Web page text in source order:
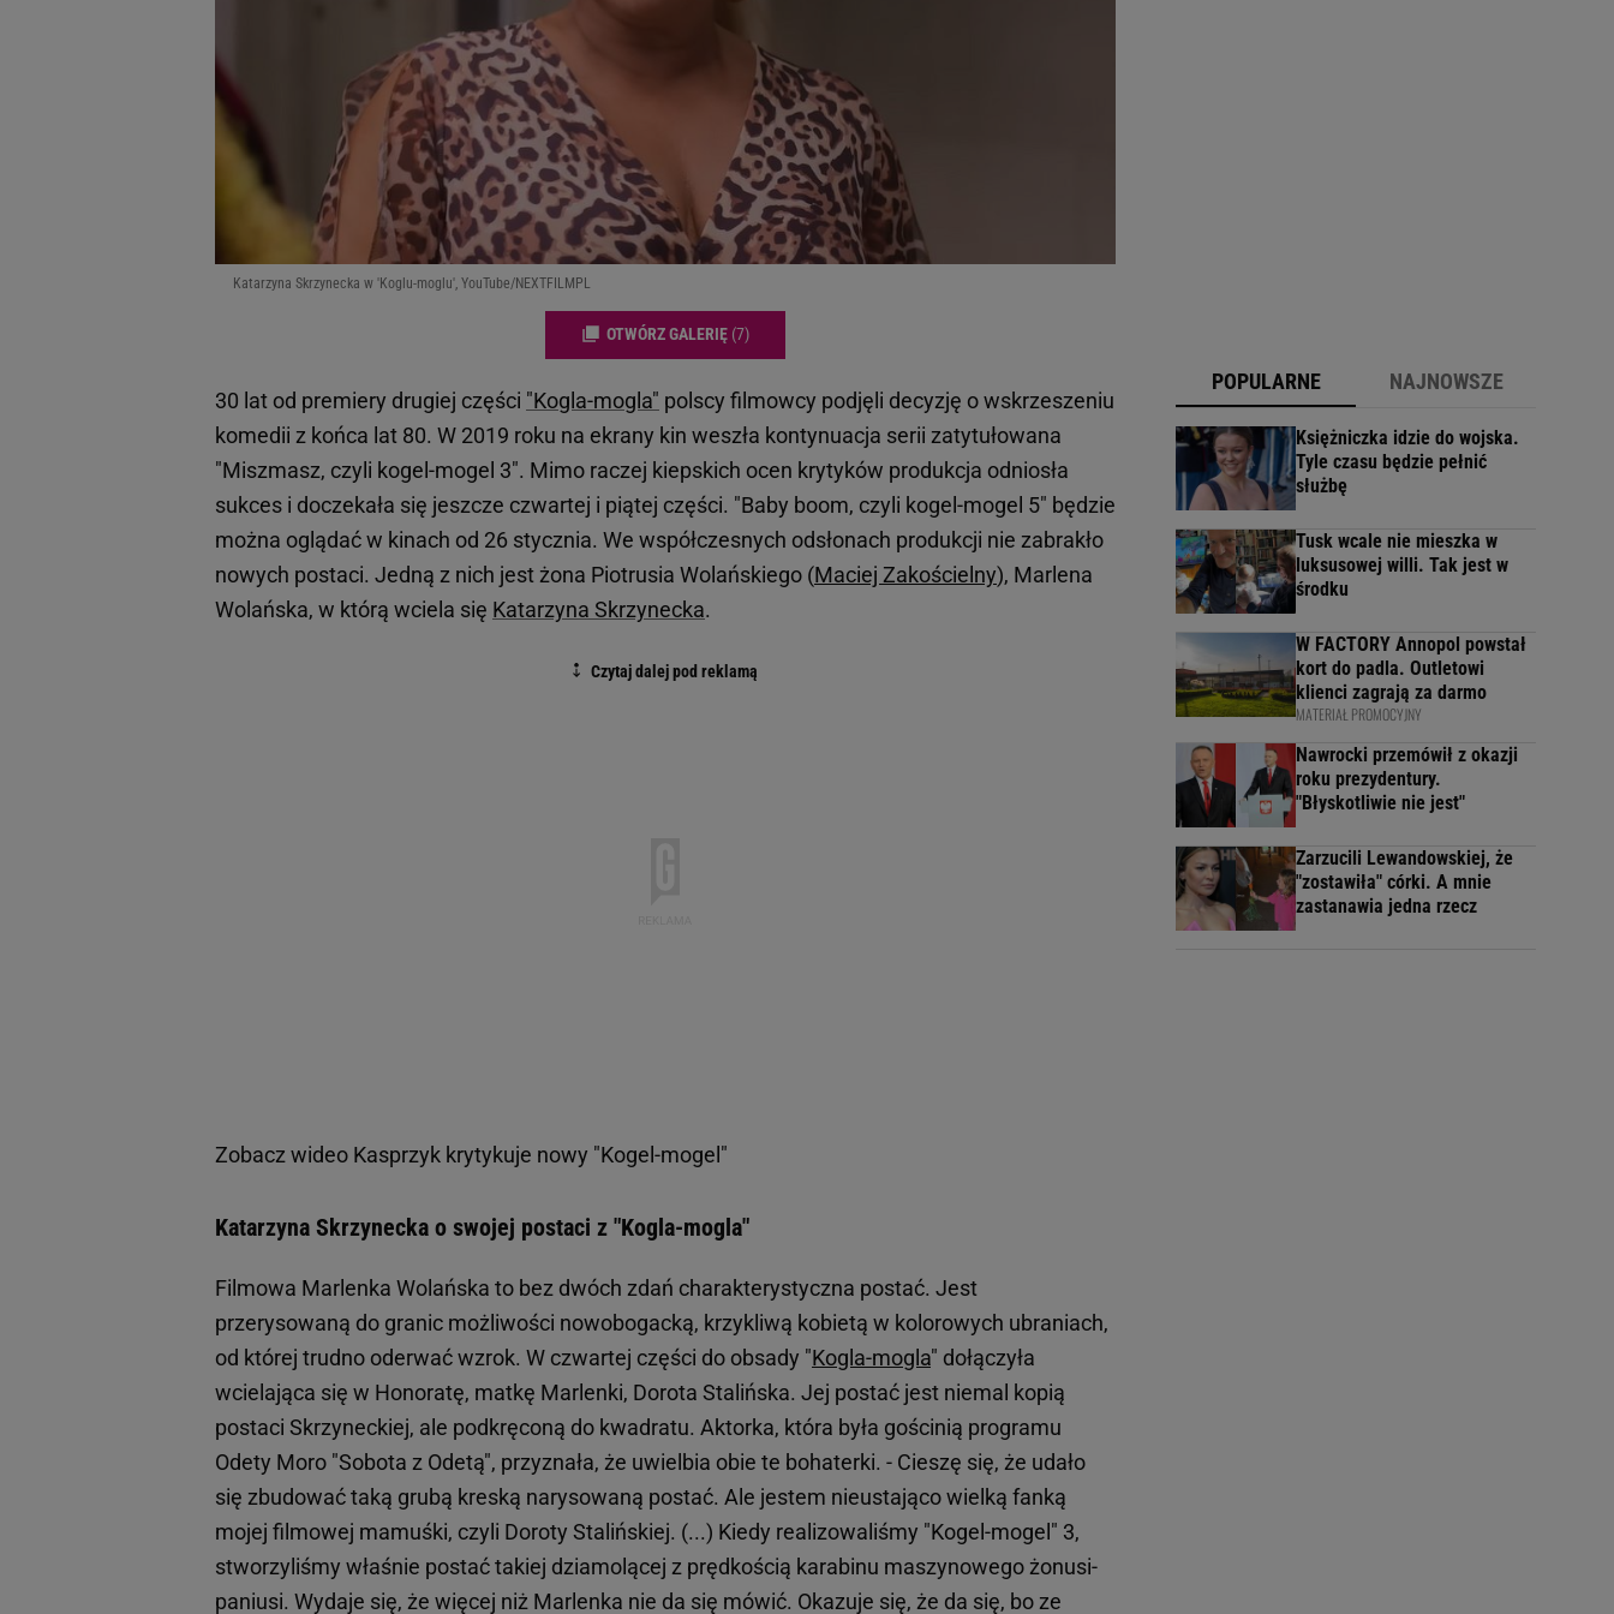
Katarzyna Skrzynecka w 'Koglu-moglu', YouTube/NEXTFILMPL
OTWÓRZ GALERIĘ (7)
30 lat od premiery drugiej części "Kogla-mogla" polscy filmowcy podjęli decyzję o wskrzeszeniu
komedii z końca lat 80. W 2019 roku na ekrany kin weszła kontynuacja serii zatytułowana
"Miszmasz, czyli kogel-mogel 3". Mimo raczej kiepskich ocen krytyków produkcja odniosła
sukces i doczekała się jeszcze czwartej i piątej części. "Baby boom, czyli kogel-mogel 5" będzie
można oglądać w kinach od 26 stycznia. We współczesnych odsłonach produkcji nie zabrakło
nowych postaci. Jedną z nich jest żona Piotrusia Wolańskiego (Maciej Zakościelny), Marlena
Wolańska, w którą wciela się Katarzyna Skrzynecka.
Zobacz wideo Kasprzyk krytykuje nowy "Kogel-mogel"
Katarzyna Skrzynecka o swojej postaci z "Kogla-mogla"
Filmowa Marlenka Wolańska to bez dwóch zdań charakterystyczna postać. Jest
przerysowaną do granic możliwości nowobogacką, krzykliwą kobietą w kolorowych ubraniach,
od której trudno oderwać wzrok. W czwartej części do obsady "Kogla-mogla" dołączyła
wcielająca się w Honoratę, matkę Marlenki, Dorota Stalińska. Jej postać jest niemal kopią
postaci Skrzyneckiej, ale podkręconą do kwadratu. Aktorka, która była gościnią programu
Odety Moro "Sobota z Odetą", przyznała, że uwielbia obie te bohaterki. - Cieszę się, że udało
się zbudować taką grubą kreską narysowaną postać. Ale jestem nieustająco wielką fanką
mojej filmowej mamuśki, czyli Doroty Stalińskiej. (...) Kiedy realizowaliśmy "Kogel-mogel" 3,
stworzyliśmy właśnie postać takiej dziamolącej z prędkością karabinu maszynowego żonusi-
paniusi. Wydaje się, że więcej niż Marlenka nie da się mówić. Okazuje się, że da się, bo ze
POPULARNE NAJNOWSZE
Księżniczka idzie do wojska.
Tyle czasu będzie pełnić
służbę
Tusk wcale nie mieszka w
luksusowej willi. Tak jest w
środku
W FACTORY Annopol powstał
kort do padla. Outletowi
klienci zagrają za darmo
MATERIAŁ PROMOCYJNY
Nawrocki przemówił z okazji
roku prezydentury.
"Błyskotliwie nie jest"
Zarzucili Lewandowskiej, że
"zostawiła" córki. A mnie
zastanawia jedna rzecz